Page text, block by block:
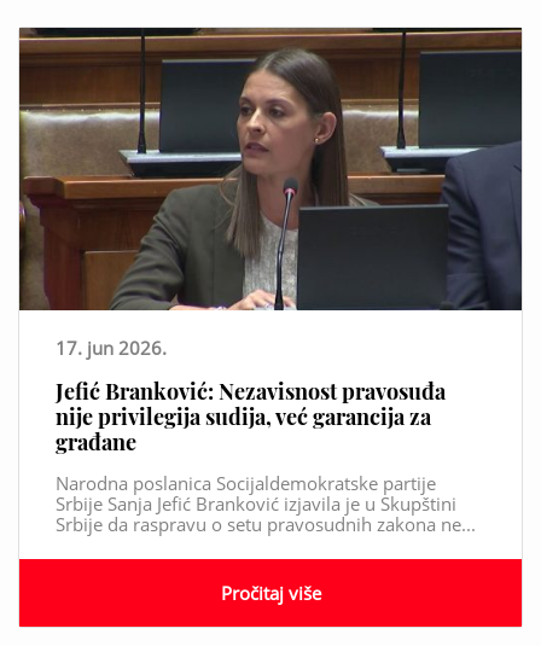
17. jun 2026.
Jefić Branković: Nezavisnost pravosuđa
nije privilegija sudija, već garancija za
građane
Narodna poslanica Socijaldemokratske partije
Srbije Sanja Jefić Branković izjavila je u Skupštini
Srbije da raspravu o setu pravosudnih zakona ne...
Pročitaj više